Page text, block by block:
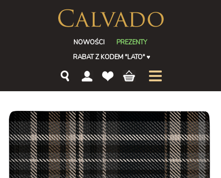
NOWOŚCI
PREZENTY
RABAT Z KODEM "LATO"♥